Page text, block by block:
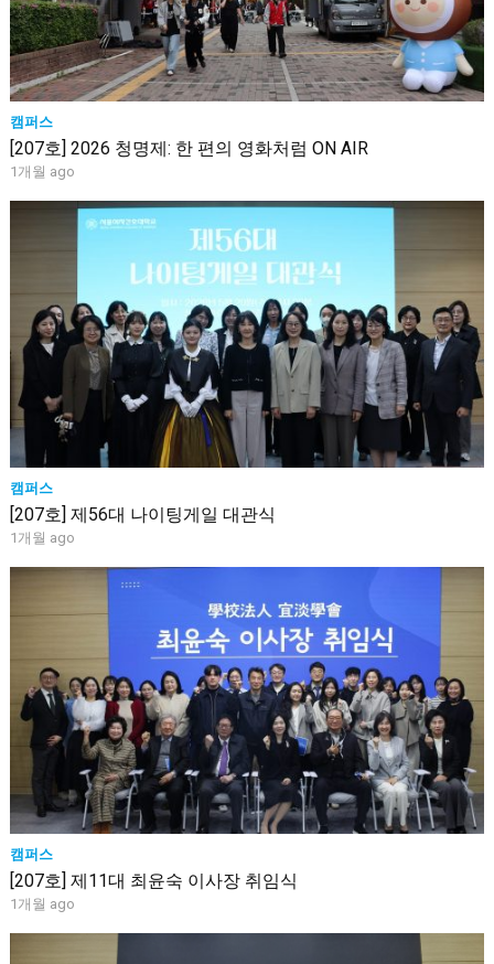
캠퍼스
[207호] 2026 청명제: 한 편의 영화처럼 ON AIR
1개월 ago
캠퍼스
[207호] 제56대 나이팅게일 대관식
1개월 ago
캠퍼스
[207호] 제11대 최윤숙 이사장 취임식
1개월 ago